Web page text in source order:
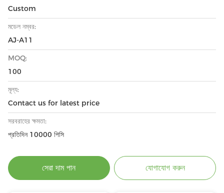
Custom
মডেল নম্বর:
AJ-A11
MOQ:
100
মূল্য:
Contact us for latest price
সরবরাহের ক্ষমতা:
প্রতিদিন 10000 পিসি
সেরা দাম পান যোগাযোগ করুন